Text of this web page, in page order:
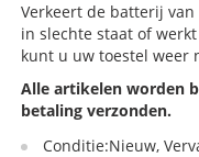
Verkeert de batterij van
in slechte staat of
kunt u uw toestel weer
Alle artikelen worden
betaling verzonden.
Conditie:Nieuw,